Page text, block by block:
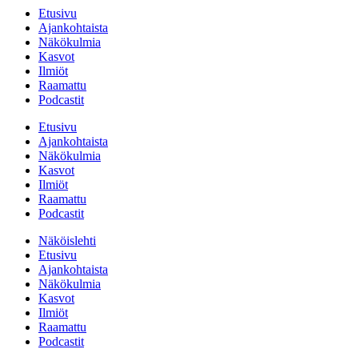
Etusivu
Ajankohtaista
Näkökulmia
Kasvot
Ilmiöt
Raamattu
Podcastit
Etusivu
Ajankohtaista
Näkökulmia
Kasvot
Ilmiöt
Raamattu
Podcastit
Näköislehti
Etusivu
Ajankohtaista
Näkökulmia
Kasvot
Ilmiöt
Raamattu
Podcastit